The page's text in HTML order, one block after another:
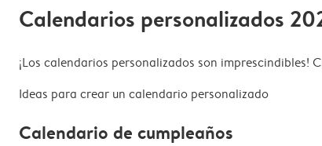
Calendarios personalizados
¡Los calendarios personalizados son
Ideas para crear un calendario personalizado
Calendario de cumpleaños